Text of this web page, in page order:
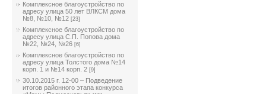
Комплексное благоустройство по
адресу улица 50 лет ВЛКСМ дома
№8, №10, №12 [23]
Комплексное благоустройство по
адресу улица С.П. Попова дома
№22, №24, №26 [6]
Комплексное благоустройство по
адресу улица Толстого дома №14
корп. 1 и №14 корп. 2 [9]
30.10.2015 г. 12-00 – Подведение
итогов районного этапа конкурса